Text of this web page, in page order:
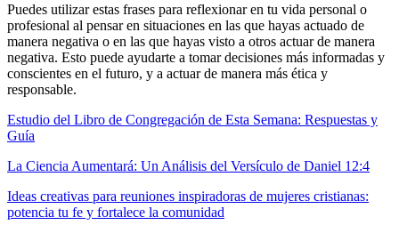
Puedes utilizar estas frases para reflexionar en tu vida personal o
profesional al pensar en situaciones en las que hayas actuado de
manera negativa o en las que hayas visto a otros actuar de manera
negativa. Esto puede ayudarte a tomar decisiones más informadas y
conscientes en el futuro, y a actuar de manera más ética y
responsable.
Estudio del Libro de Congregación de Esta Semana: Respuestas y
Guía
La Ciencia Aumentará: Un Análisis del Versículo de Daniel 12:4
Ideas creativas para reuniones inspiradoras de mujeres cristianas:
potencia tu fe y fortalece la comunidad